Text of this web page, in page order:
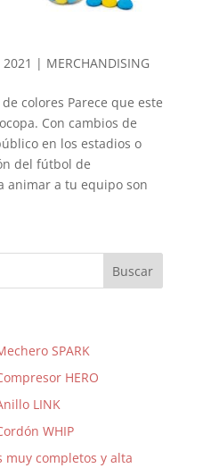
| MERCHANDISING
colores Parece que este
Con cambios de
en los estadios o
del fútbol de
animar a tu equipo son
SPARK
HERO
LINK
WHIP
muy completos y alta